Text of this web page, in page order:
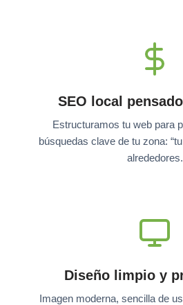
SEO local
Estructuramos tu web para
búsquedas clave de tu zona:
alrededores.
Diseño limpio y
Imagen moderna, sencilla de